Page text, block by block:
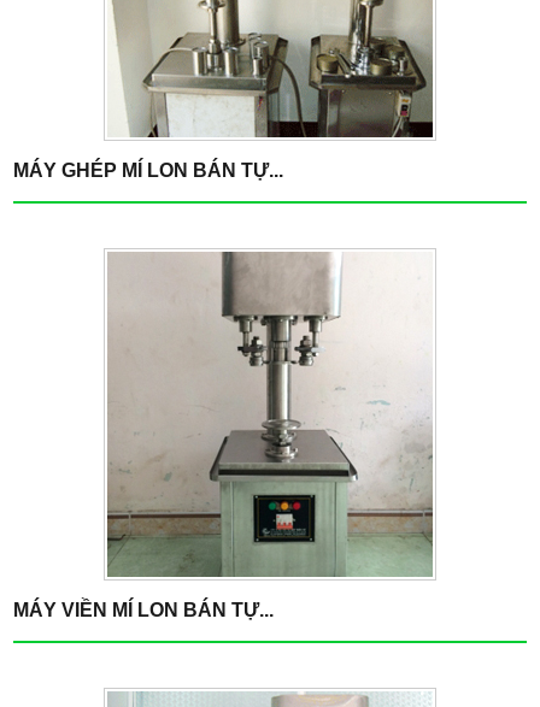
MÁY GHÉP MÍ LON BÁN TỰ...
MÁY VIỀN MÍ LON BÁN TỰ...